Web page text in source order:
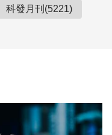
科發月刊(5221)